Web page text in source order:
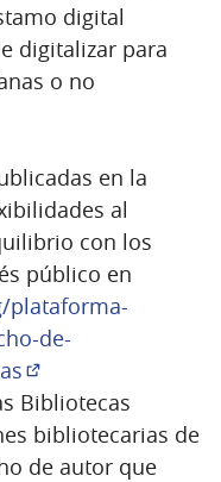
digital
digitalizar para
o no
en la
al
con los
público en
plataforma-
de-
(Enlace externo)
Bibliotecas
bibliotecarias de
de autor que